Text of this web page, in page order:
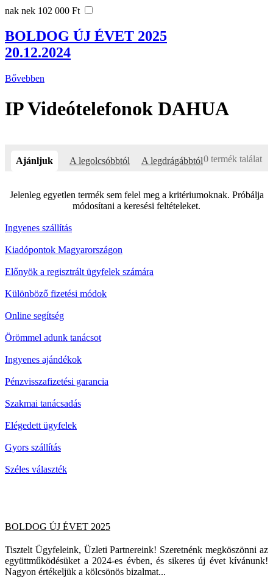
nak nek 102 000 Ft
BOLDOG ÚJ ÉVET 2025
20.12.2024
Bővebben
IP Videótelefonok DAHUA
Ajánljuk A legolcsóbbtól A legdrágábbtól0 termék találat
Jelenleg egyetlen termék sem felel meg a kritériumoknak. Próbálja
módosítani a keresési feltételeket.
Ingyenes szállítás
Kiadópontok Magyarországon
Előnyök a regisztrált ügyfelek számára
Különböző fizetési módok
Online segítség
Örömmel adunk tanácsot
Ingyenes ajándékok
Pénzvisszafizetési garancia
Szakmai tanácsadás
Elégedett ügyfelek
Gyors szállítás
Széles választék
BOLDOG ÚJ ÉVET 2025
Tisztelt Ügyfeleink, Üzleti Partnereink! Szeretnénk megköszönni az
együttműködésüket a 2024-es évben, és sikeres új évet kívánunk!
Nagyon értékeljük a kölcsönös bizalmat...